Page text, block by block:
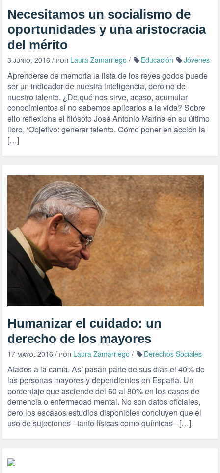
Necesitamos un socialismo de
oportunidades y una aristocracia
del mérito
3 junio, 2016 / por Laura Zamarriego / Educación Jóvenes
Aprenderse de memoria la lista de los reyes godos puede
ser un indicador de nuestra inteligencia, pero no de
nuestro talento. ¿De qué nos sirve, acaso, acumular
conocimientos si no sabemos aplicarlos a la vida? Sobre
ello reflexiona el filósofo José Antonio Marina en su último
libro, ‘Objetivo: generar talento. Cómo poner en acción la
[…]
Humanizar el cuidado: un
derecho de los mayores
17 mayo, 2016 / por Laura Zamarriego / Derechos Sociales
Atados a la cama. Así pasan parte de sus días el 40% de
las personas mayores y dependientes en España. Un
porcentaje que asciende del 60 al 80% en los casos de
demencia o enfermedad mental. No son datos oficiales,
pero los escasos estudios disponibles concluyen que el
uso de sujeciones –tanto físicas como químicas− […]